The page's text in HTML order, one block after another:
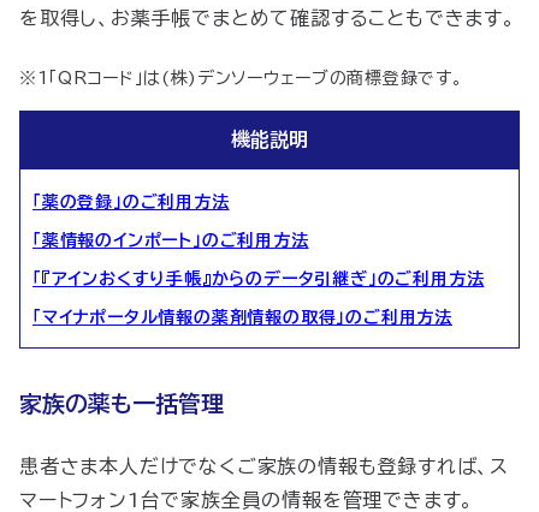
を取得し、お薬手帳でまとめて確認することもできます。
※1「QRコード」は(株)デンソーウェーブの商標登録です。
機能説明
「薬の登録」のご利用方法
「薬情報のインポート」のご利用方法
「『アインおくすり手帳』からのデータ引継ぎ」のご利用方法
「マイナポータル情報の薬剤情報の取得」のご利用方法
家族の薬も一括管理
患者さま本人だけでなくご家族の情報も登録すれば、ス
マートフォン1台で家族全員の情報を管理できます。